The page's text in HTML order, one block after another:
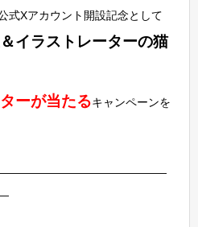
式Xアカウント開設記念として
イラストレーターの猫
ーが当たるキャンペーンを